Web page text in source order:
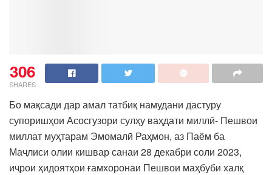
306
SHARES
Бо мақсади дар амал татбиқ намудани дастуру
супоришҳои Асосгузори сулҳу ваҳдати миллӣ- Пешвои
миллат муҳтарам Эмомалӣ Раҳмон, аз Паём ба
Маҷлиси олии кишвар санаи 28 декабри соли 2023,
иҷрои ҳидоятҳои ғамхоронаи Пешвои маҳбуби халқ